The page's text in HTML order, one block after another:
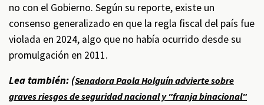
no con el Gobierno. Según su reporte, existe un
consenso generalizado en que la regla fiscal del país fue
violada en 2024, algo que no había ocurrido desde su
promulgación en 2011.
Lea también: (Senadora Paola Holguín advierte sobre
graves riesgos de seguridad nacional y "franja binacional"